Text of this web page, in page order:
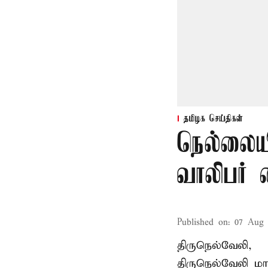
தமிழக செய்திகள்
வாலிபர்
Published on: 07 Aug
திருநெல்வேலி,
திருநெல்வேலி